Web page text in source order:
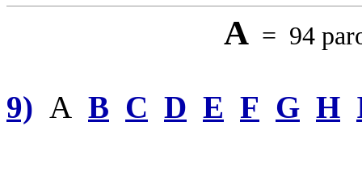
A= 94
9) A B C D E F G H